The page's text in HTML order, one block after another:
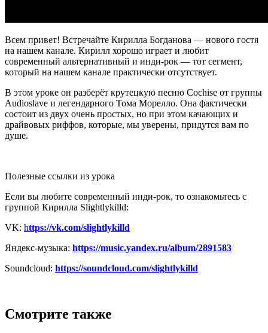
Всем привет! Встречайте Кирилла Богданова — нового гостя
на нашем канале. Кирилл хорошо играет и любит
современный альтернативный и инди-рок — тот сегмент,
который на нашем канале практически отсутствует.
В этом уроке он разберёт крутецкую песню Cochise от группы
Audioslave и легендарного Тома Морелло. Она фактически
состоит из двух очень простых, но при этом качающих и
драйвовых риффов, которые, мы уверены, придутся вам по
душе.
Полезные ссылки из урока
Если вы любите современный инди-рок, то ознакомьтесь с
группой Кирилла Slightlykilld:
VK: https://vk.com/slightlykilld
Яндекс-музыка: https://music.yandex.ru/album/2891583
Soundcloud: https://soundcloud.com/slightlykilld
Смотрите также